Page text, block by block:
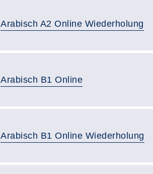
Arabisch A2 Online Wiederholung
Arabisch B1 Online
Arabisch B1 Online Wiederholung